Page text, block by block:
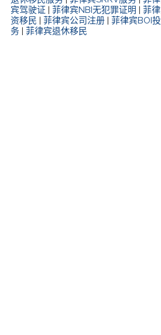
宾驾驶证
菲律宾NBI无犯罪证明 菲
资移民
菲律宾公司注册 菲律宾BOI
务
菲律宾退休移民